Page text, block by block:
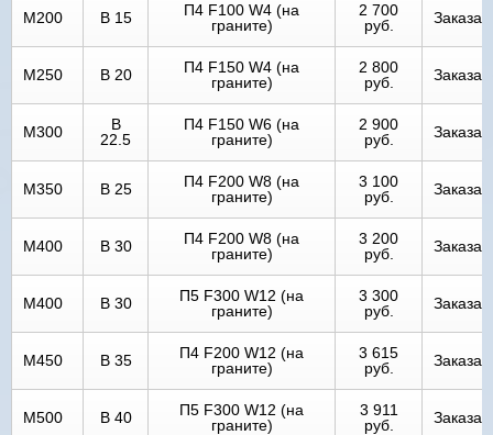
М200 В 15
П4 F100 W4 (на
граните)
2 700
руб.
М250 В 20
П4 F150 W4 (на
граните)
2 800
руб.
М300
В
22.5
П4 F150 W6 (на
граните)
2 900
руб.
М350 В 25
П4 F200 W8 (на
граните)
3 100
руб.
М400 В 30
П4 F200 W8 (на
граните)
3 200
руб.
М400 В 30
П5 F300 W12 (на
граните)
3 300
руб.
М450 В 35
П4 F200 W12 (на
граните)
3 615
руб.
М500 В 40
П5 F300 W12 (на
граните)
3 911
руб.